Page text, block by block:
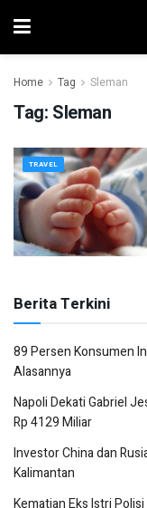
Home Tag Sleman
Tag: Sleman
TRAVEL
Berita Terkini
89 Persen Konsumen
Alasannya
Napoli Dekati Gabriel
Rp 4129 Miliar
Investor China dan
Kalimantan
Kematian Eks Istri